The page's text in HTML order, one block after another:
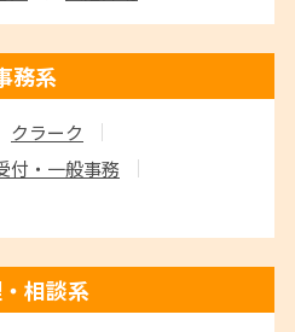
務系
クラーク
付・一般事務
相談系